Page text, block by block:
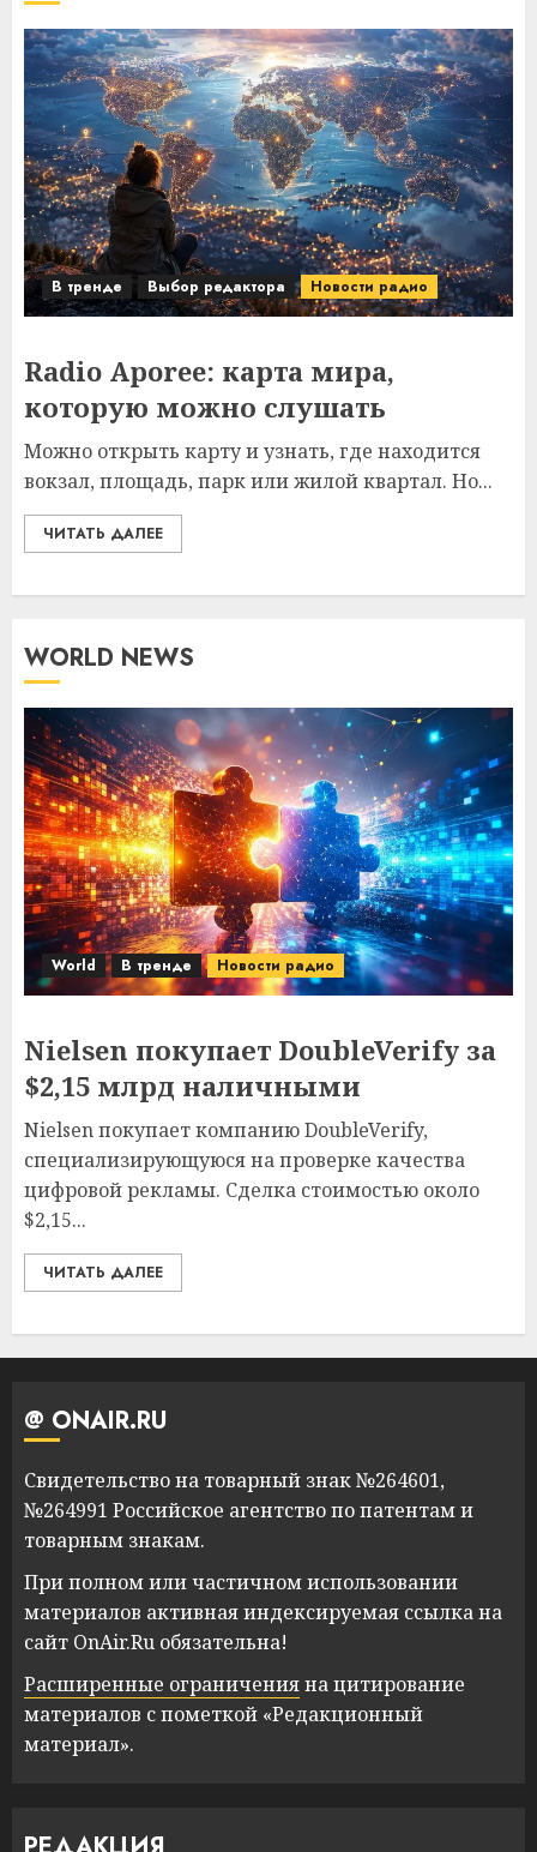
В тренде Выбор редактора Новости радио
Radio Aporee: карта мира,
которую можно слушать
Можно открыть карту и узнать, где находится
вокзал, площадь, парк или жилой квартал. Но...
ЧИТАТЬ ДАЛЕЕ
WORLD NEWS
World В тренде Новости радио
Nielsen покупает DoubleVerify за
$2,15 млрд наличными
Nielsen покупает компанию DoubleVerify,
специализирующуюся на проверке качества
цифровой рекламы. Сделка стоимостью около
$2,15...
ЧИТАТЬ ДАЛЕЕ
@ ONAIR.RU
Свидетельство на товарный знак №264601,
№264991 Российское агентство по патентам и
товарным знакам.
При полном или частичном использовании
материалов активная индексируемая ссылка на
сайт OnAir.Ru обязательна!
Расширенные ограниченияна цитирование
материалов с пометкой «Редакционный
материал».